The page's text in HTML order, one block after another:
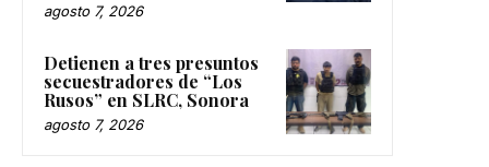
agosto 7, 2026
Detienen a tres presuntos
secuestradores de “Los
Rusos” en SLRC, Sonora
agosto 7, 2026